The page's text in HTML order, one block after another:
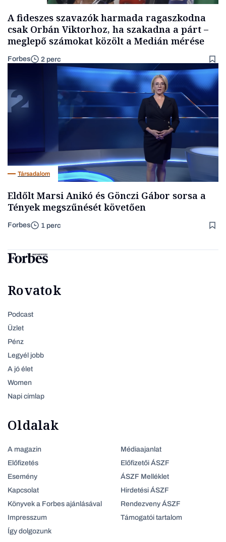
A fideszes szavazók harmada ragaszkodna
csak Orbán Viktorhoz, ha szakadna a párt –
meglepő számokat közölt a Medián mérése
Forbes 2 perc
Társadalom
Eldőlt Marsi Anikó és Gönczi Gábor sorsa a
Tények megszűnését követően
Forbes 1 perc
Rovatok
Podcast
Üzlet
Pénz
Legyél jobb
A jó élet
Women
Napi címlap
Oldalak
A magazin
Előfizetés
Esemény
Kapcsolat
Könyvek a Forbes ajánlásával
Impresszum
Így dolgozunk
Médiaajanlat
Előfizetői ÁSZF
ÁSZF Melléklet
Hirdetési ÁSZF
Rendezveny ÁSZF
Támogatói tartalom